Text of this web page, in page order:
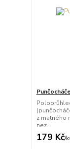
z matného
nez...
179 Kč/